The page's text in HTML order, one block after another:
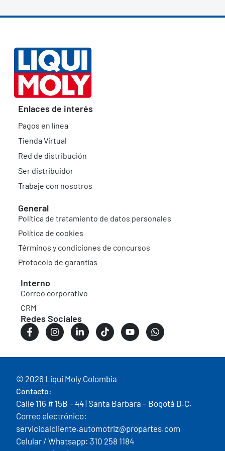
Enlaces de interés
Pagos en línea
Tienda Virtual
Red de distribución
Ser distribuidor
Trabaje con nosotros
General
Política de tratamiento de datos personales
Política de cookies
Términos y condiciones de concursos
Protocolo de garantías
Interno
Correo corporativo
CRM
Redes Sociales
© 2026 Liqui Moly Colombia
Contacto:
Calle 116 # 15B – 44 | Santa Barbara – Bogotá D.C.
Correo electrónico:
servicioalcliente.automotriz@propartes.com
Celular / Whatsapp: 310 258 1184